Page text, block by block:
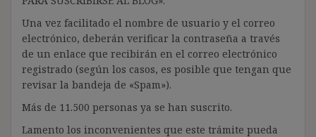
Una vez facilitado el nombre de usuario y el correo
electrónico, deberán verificar la contraseña a través
de un enlace que recibirán en el correo electrónico
registrado (según los casos, es posible que tengan que
revisar la bandeja de «Spam»).
Más de 11.500 personas ya se han suscrito.
Lamento los inconvenientes que este trámite pueda